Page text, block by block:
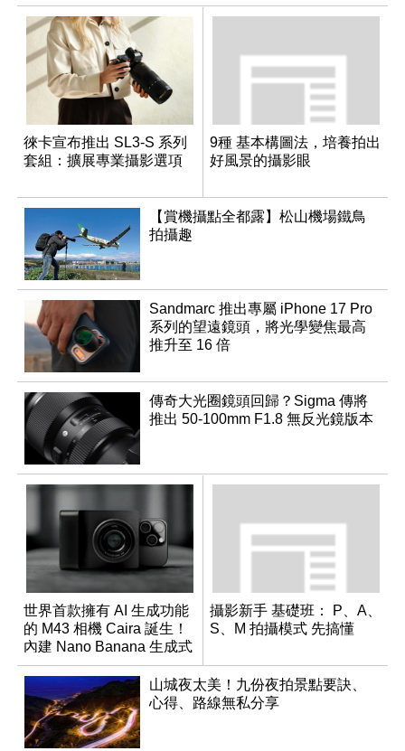
徠卡宣布推出 SL3-S 系列
套組：擴展專業攝影選項
9種 基本構圖法，培養拍出
好風景的攝影眼
【賞機攝點全都露】松山機場鐵鳥
拍攝趣
Sandmarc 推出專屬 iPhone 17 Pro
系列的望遠鏡頭，將光學變焦最高
推升至 16 倍
傳奇大光圈鏡頭回歸？Sigma 傳將
推出 50-100mm F1.8 無反光鏡版本
世界首款擁有 AI 生成功能
的 M43 相機 Caira 誕生！
內建 Nano Banana 生成式
AI
攝影新手 基礎班： P、A、
S、M 拍攝模式 先搞懂
山城夜太美！九份夜拍景點要訣、
心得、路線無私分享